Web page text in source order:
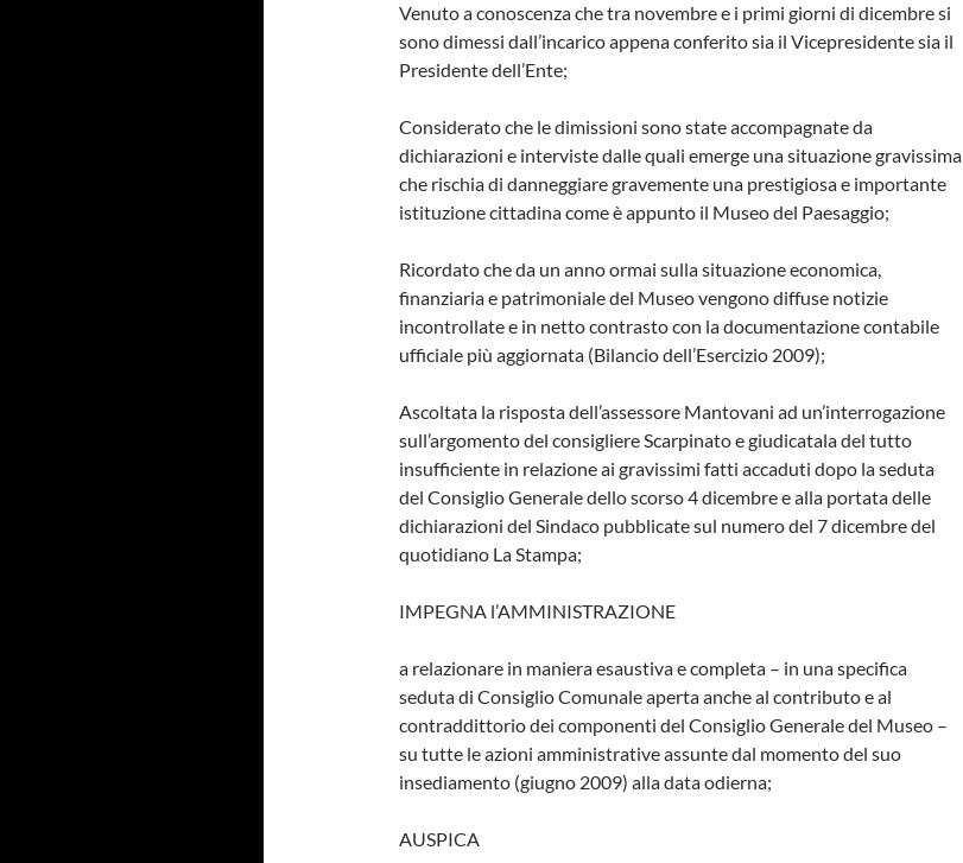
Venuto a conoscenza che tra novembre e i primi giorni di dicembre si
sono dimessi dall’incarico appena conferito sia il Vicepresidente sia il
Presidente dell’Ente;
Considerato che le dimissioni sono state accompagnate da
dichiarazioni e interviste dalle quali emerge una situazione gravissima
che rischia di danneggiare gravemente una prestigiosa e importante
istituzione cittadina come è appunto il Museo del Paesaggio;
Ricordato che da un anno ormai sulla situazione economica,
finanziaria e patrimoniale del Museo vengono diffuse notizie
incontrollate e in netto contrasto con la documentazione contabile
ufficiale più aggiornata (Bilancio dell’Esercizio 2009);
Ascoltata la risposta dell’assessore Mantovani ad un’interrogazione
sull’argomento del consigliere Scarpinato e giudicatala del tutto
insufficiente in relazione ai gravissimi fatti accaduti dopo la seduta
del Consiglio Generale dello scorso 4 dicembre e alla portata delle
dichiarazioni del Sindaco pubblicate sul numero del 7 dicembre del
quotidiano La Stampa;
IMPEGNA l’AMMINISTRAZIONE
a relazionare in maniera esaustiva e completa – in una specifica
seduta di Consiglio Comunale aperta anche al contributo e al
contraddittorio dei componenti del Consiglio Generale del Museo –
su tutte le azioni amministrative assunte dal momento del suo
insediamento (giugno 2009) alla data odierna;
AUSPICA